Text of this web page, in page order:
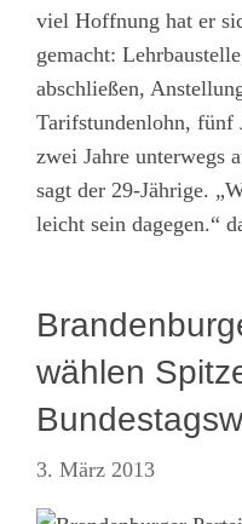
viel Hoffnung hat er
gemacht:
abschließen,
Tarifstundenlohn, fünf
zwei Jahre unterwegs
sagt der 29-Jährige.
leicht sein dagegen.“
wählen
3. März 2013